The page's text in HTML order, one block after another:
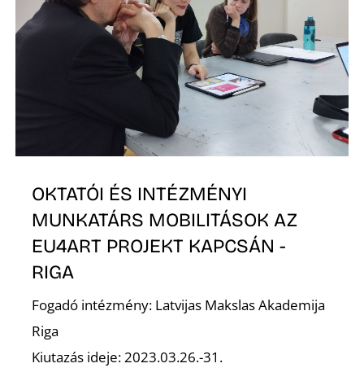
OKTATÓI ÉS INTÉZMÉNYI
MUNKATÁRS MOBILITÁSOK AZ
EU4ART PROJEKT KAPCSÁN -
RIGA
Fogadó intézmény: Latvijas Makslas Akademija
Riga
Kiutazás ideje: 2023.03.26.-31.